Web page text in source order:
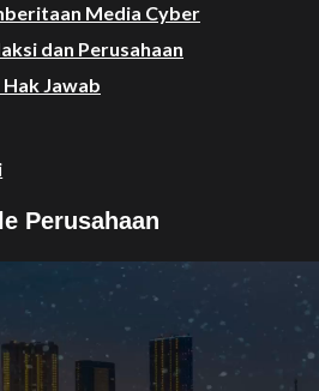
Media Cyber
dan Perusahaan
Jawab
Perusahaan